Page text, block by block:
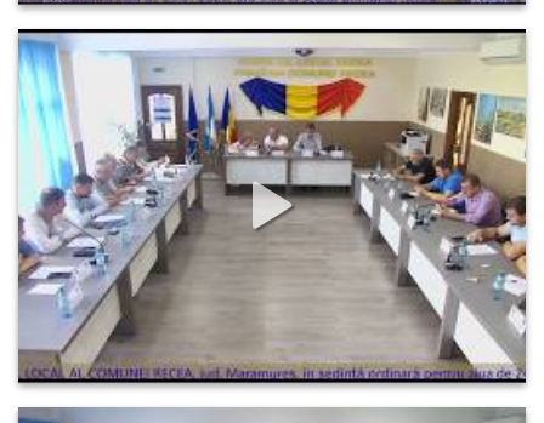
Şedinţa ordinară a Consiliului Local al comunei Recea din
24.06.2026
9
0
0